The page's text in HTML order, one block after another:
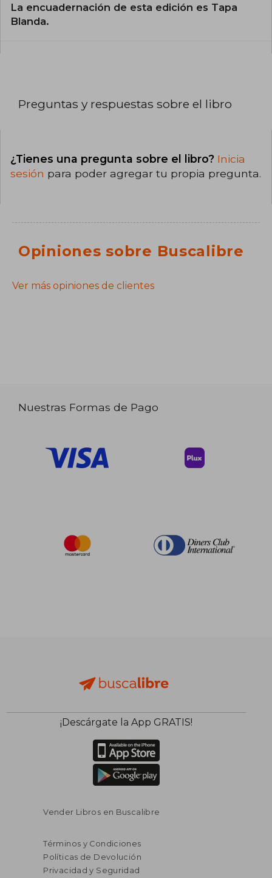
La encuadernación de esta edición es Tapa
Blanda.
Preguntas y respuestas sobre el libro
¿Tienes una pregunta sobre el libro? Inicia
sesión para poder agregar tu propia pregunta.
Opiniones sobre Buscalibre
Ver más opiniones de clientes
Nuestras Formas de Pago
¡Descárgate la App GRATIS!
Vender Libros en Buscalibre
Términos y Condiciones
Políticas de Devolución
Privacidad y Seguridad